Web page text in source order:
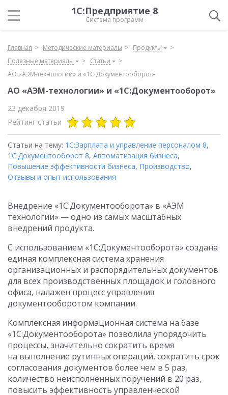
1С:Предприятие 8
Система программ
Главная Методические материалы
Продукты
Полезные материалы
Статьи
АО «АЭМ-технологии» и «1С:Документооборот»
АО «АЭМ-технологии» и «1С:Документооборот»
23 декабря 2019
Рейтинг статьи
Статьи на тему: 1С:Зарплата и управление персоналом 8,
1С:Документооборот 8, Автоматизация бизнеса,
Повышение эффективности бизнеса, Производство,
Отзывы и опыт использования
Внедрение «1С:Документооборота» в «АЭМ
технологии» — одно из самых масштабных
внедрений продукта.
С использованием «1С:Документооборота» создана
единая комплексная система хранения
организационных и распорядительных документов
для всех производственных площадок и головного
офиса, налажен процесс управления
документооборотом компании.
Комплексная информационная система на базе
«1С:Документооборота» позволила упорядочить
процессы, значительно сократить время
на выполнение рутинных операций, сократить срок
согласования документов более чем в 5 раз,
количество неисполненных поручений в 20 раз,
повысить эффективность управленческой